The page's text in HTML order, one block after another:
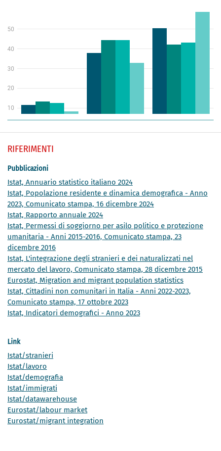
RIFERIMENTI
Pubblicazioni
Istat, Annuario statistico italiano 2024
Istat, Popolazione residente e dinamica demografica - Anno
2023, Comunicato stampa, 16 dicembre 2024
Istat, Rapporto annuale 2024
Istat, Permessi di soggiorno per asilo politico e protezione
umanitaria - Anni 2015-2016, Comunicato stampa, 23
dicembre 2016
Istat, L'integrazione degli stranieri e dei naturalizzati nel
mercato del lavoro, Comunicato stampa, 28 dicembre 2015
Eurostat, Migration and migrant population statistics
Istat, Cittadini non comunitari in Italia - Anni 2022-2023,
Comunicato stampa, 17 ottobre 2023
Istat, Indicatori demografici - Anno 2023
Link
Istat/stranieri
Istat/lavoro
Istat/demografia
Istat/immigrati
Istat/datawarehouse
Eurostat/labour market
Eurostat/migrant integration